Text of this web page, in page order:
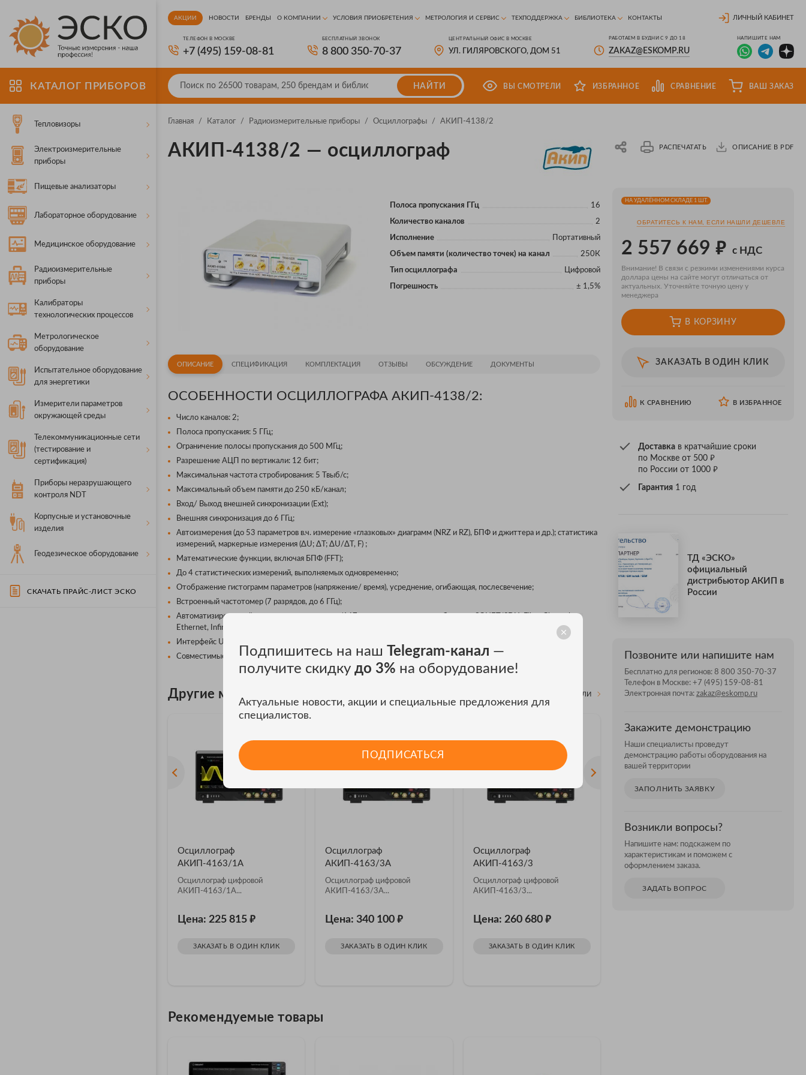
КАТАЛОГ ПРИБОРОВ
Тепловизоры
Электроизмерительные
приборы
Пищевые анализаторы
Лабораторное оборудование
Медицинское оборудование
Радиоизмерительные
приборы
Калибраторы
технологических процессов
Метрологическое
оборудование
Испытательное оборудование
для энергетики
Измерители параметров
окружающей среды
Телекоммуникационные сети
(тестирование и
сертификация)
Приборы неразрушающего
контроля NDT
Корпусные и установочные
изделия
Геодезическое оборудование
СКАЧАТЬ ПРАЙС-ЛИСТ ЭСКО
АКЦИИ НОВОСТИ БРЕНДЫ О КОМПАНИИ УСЛОВИЯ ПРИОБРЕТЕНИЯ МЕТРОЛОГИЯ И СЕРВИС ТЕХПОДДЕРЖКА БИБЛИОТЕКА КОНТАКТЫ ЛИЧНЫЙ КАБИНЕТ
ТЕЛЕФОН В МОСКВЕ
+7 (495) 159-08-81
БЕСПЛАТНЫЙ ЗВОНОК
8 800 350-70-37
ЦЕНТРАЛЬНЫЙ ОФИС В МОСКВЕ
УЛ. ГИЛЯРОВСКОГО, ДОМ 51
РАБОТАЕМ В БУДНИ С 9 ДО 18
ZAKAZ@ESKOMP.RU
НАПИШИТЕ НАМ
НАЙТИ ВЫ СМОТРЕЛИ ИЗБРАННОЕ СРАВНЕНИЕ ВАШ ЗАКАЗ
Главная / Каталог / Радиоизмерительные приборы / Осциллографы / АКИП-4138/2
АКИП-4138/2 — осциллограф РАСПЕЧАТАТЬ ОПИСАНИЕ В PDF
Полоса пропускания ГГц 16
Количество каналов 2
Исполнение Портативный
Объем памяти (количество точек) на канал 250К
Тип осциллографа Цифровой
Погрешность ± 1,5%
ОПИСАНИЕ СПЕЦИФИКАЦИЯ КОМПЛЕКТАЦИЯ ОТЗЫВЫ ОБСУЖДЕНИЕ ДОКУМЕНТЫ
ОСОБЕННОСТИ ОСЦИЛЛОГРАФА АКИП-4138/2:
Число каналов: 2;
Полоса пропускания: 5 ГГц;
Ограничение полосы пропускания до 500 МГц;
Разрешение АЦП по вертикали: 12 бит;
Максимальная частота стробирования: 5 Твыб/с;
Максимальный объем памяти до 250 кБ/канал;
Вход/ Выход внешней синхронизации (Ext);
Внешняя синхронизация до 6 ГГц;
Автоизмерения (до 53 параметров в.ч. измерение «глазковых» диаграмм (NRZ и RZ), БПФ и джиттера и др.); статистика
измерений, маркерные измерения (ΔU; ΔT; ΔU/ΔT, F) ;
Математические функции, включая БПФ (FFT);
До 4 статистических измерений, выполняемых одновременно;
Отображение гистограмм параметров (напряжение/ время), усреднение, огибающая, послесвечение;
Встроенный частотомер (7 разрядов, до 6 ГГц);
Автоматизированный тест сигнала по «маске» (167 предустановленных шаблонов - SONET/SDH, Fibre Channel,
Ethernet, Infiniband, XAUI, ITU G.703, ANSI T1/102, RapidIO, PCI Express, Serial ATA);
Интерфейс USB 2.0;
Совместимые ОС: Windows 7, Windows 8 или Windows 10 (32/64-бит).
Другие модели АКИП ВСЕ МОДЕЛИ
Осциллограф
АКИП-4163/1А
Осциллограф цифровой
АКИП-4163/1А...
Цена: 225 815 ₽
ЗАКАЗАТЬ В ОДИН КЛИК
Осциллограф
АКИП-4163/3А
Осциллограф цифровой
АКИП-4163/3А...
Цена: 340 100₽
ЗАКАЗАТЬ В ОДИН КЛИК
Осциллограф
АКИП-4163/3
Осциллограф цифровой
АКИП-4163/3...
Цена: 260 680 ₽
ЗАКАЗАТЬ В ОДИН КЛИК
АКИП-4163/2А
АКИП-4163/2А...
Рекомендуемые товары
НА УДАЛЁННОМ СКЛАДЕ 1 ШТ.
ОБРАТИТЕСЬ К НАМ, ЕСЛИ НАШЛИ ДЕШЕВЛЕ
2 557 669 ₽ с НДС
Внимание! В связи с резкими изменениями курса
доллара цены на сайте могут отличаться от
актуальных. Уточняйте точную цену у
менеджера
В КОРЗИНУ
ЗАКАЗАТЬ В ОДИН КЛИК
К СРАВНЕНИЮ В ИЗБРАННОЕ
Доставкав кратчайшие сроки
по Москве от 500 ₽
по России от 1000 ₽
Гарантия1 год
ТД «ЭСКО»
официальный
дистрибьютор АКИП в
России
Позвоните или напишите нам
Бесплатно для регионов: 8 800 350-70-37
Телефон в Москве: +7 (495) 159-08-81
Электронная почта: zakaz@eskomp.ru
Закажите демонстрацию
Наши специалисты проведут
демонстрацию работы оборудования на
вашей территории
ЗАПОЛНИТЬ ЗАЯВКУ
Возникли вопросы?
Напишите нам: подскажем по
характеристикам и поможем с
оформлением заказа.
ЗАДАТЬ ВОПРОС
Подпишитесь на наш Telegram-канал —
получите скидку до 3% на оборудование!
Актуальные новости, акции и специальные предложения для
специалистов.
ПОДПИСАТЬСЯ